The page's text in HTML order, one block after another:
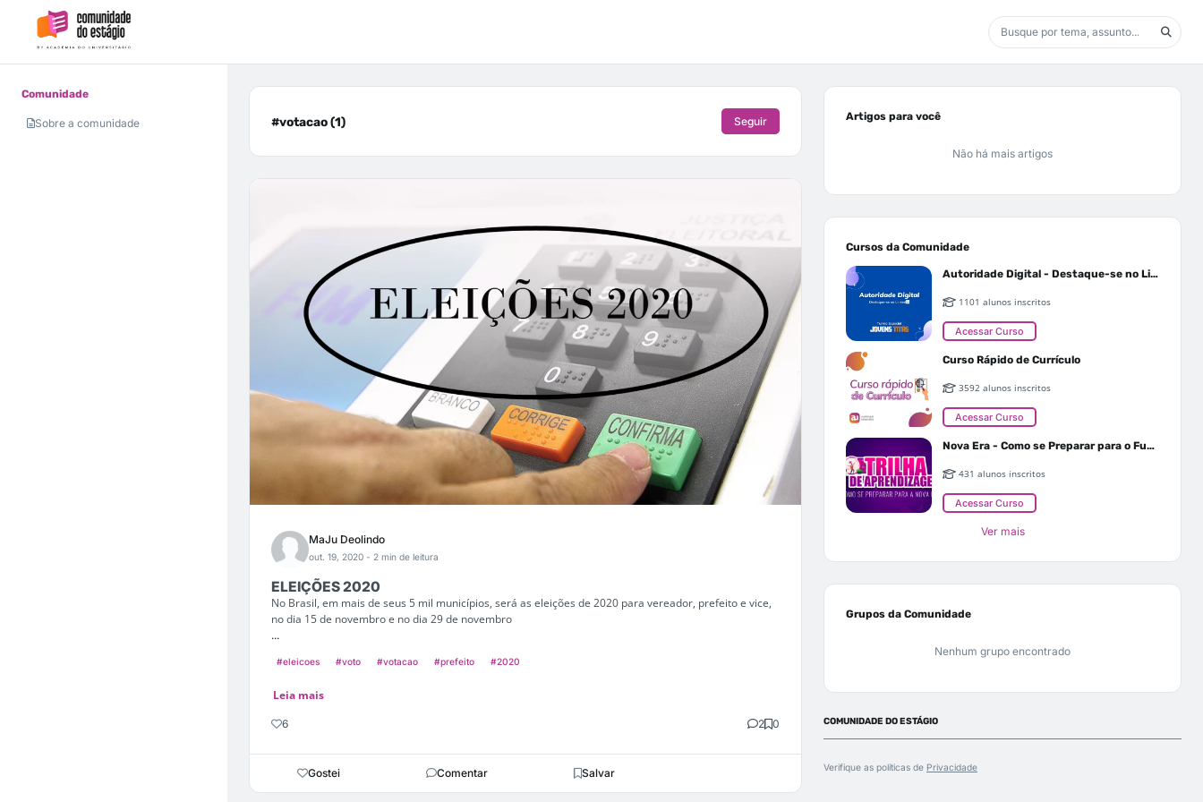
Comunidade
Sobre a comunidade #votacao (1) Seguir
MaJu Deolindo
out. 19, 2020 - 2 min de leitura
ELEIÇÕES 2020
No Brasil, em mais de seus 5 mil municípios, será as eleições de 2020 para vereador, prefeito e vice,
no dia 15 de novembro e no dia 29 de novembro
...
#eleicoes #voto #votacao #prefeito #2020
Leia mais
6 2 0
Gostei Comentar Salvar
Artigos para você
Não há mais artigos
Cursos da Comunidade
Autoridade Digital - Destaque-se no Linkedin
1101 alunos inscritos
Acessar Curso
Curso Rápido de Currículo
3592 alunos inscritos
Acessar Curso
Nova Era - Como se Preparar para o Futuro
431 alunos inscritos
Acessar Curso
Ver mais
Grupos da Comunidade
Nenhum grupo encontrado
COMUNIDADE DO ESTÁGIO
Verifique as políticas de Privacidade